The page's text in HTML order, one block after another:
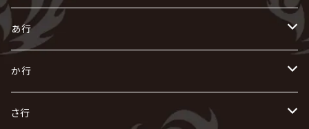
あ行
あ
R指定
い
か行
か
さ行